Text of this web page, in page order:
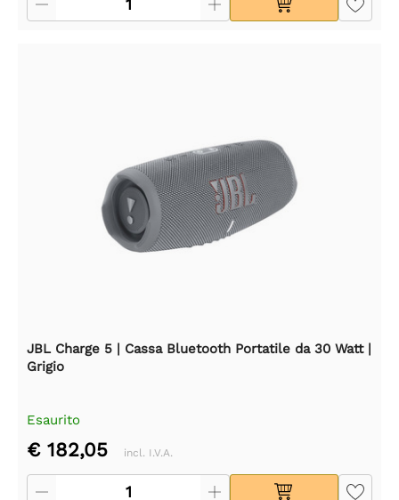
JBL Charge 5 | Cassa Bluetooth Portatile da 30 Watt |
Grigio
Esaurito
€ 182,05 incl. I.V.A.